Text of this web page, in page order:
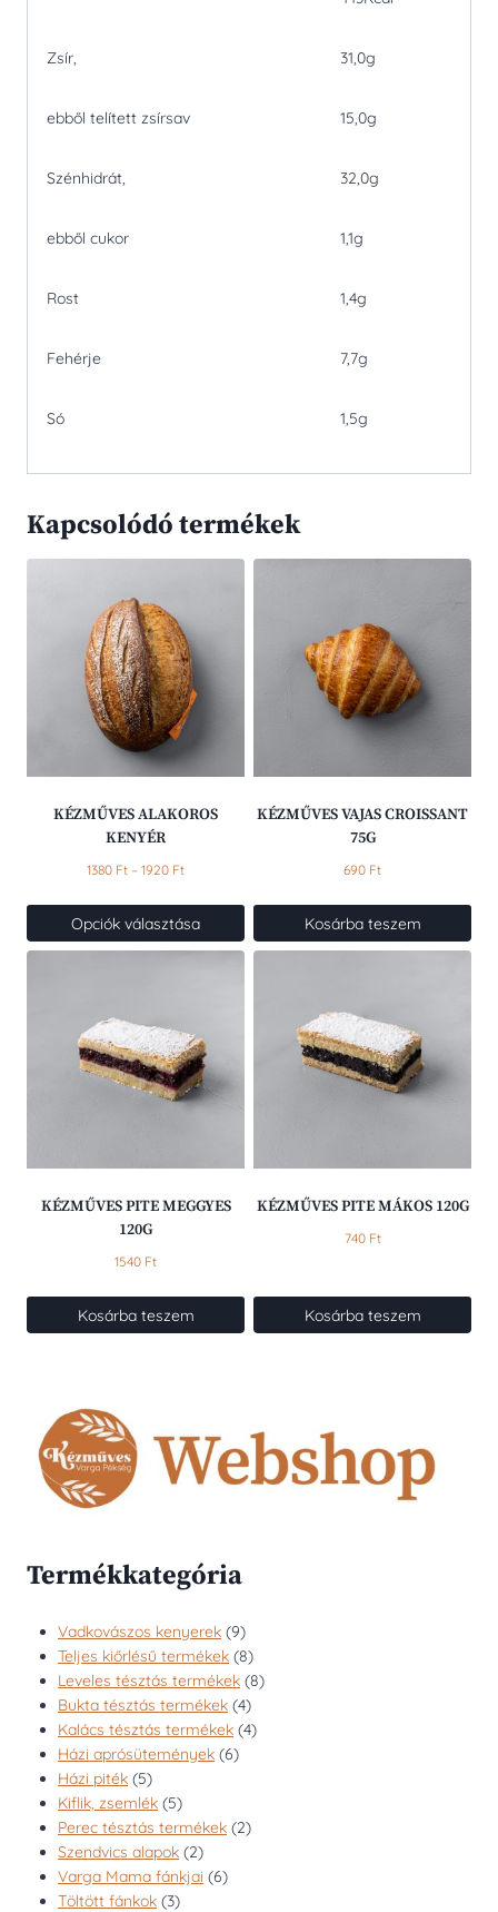
Zsír, 31,0g
ebből telített zsírsav 15,0g
Szénhidrát, 32,0g
ebből cukor 1,1g
Rost 1,4g
Fehérje 7,7g
Só 1,5g
Kapcsolódó termékek
KÉZMŰVES ALAKOROS
KENYÉR
1380 Ft – 1920 FtÁrtartomány:
1920 Ft
Opciók választása
Ennek
több
variációja
van.
termékoldalon
választhatók
ki
KÉZMŰVES VAJAS CROISSANT
75G
690 Ft
Kosárba teszem
KÉZMŰVES PITE MEGGYES
120G
1540 Ft
Kosárba teszem
KÉZMŰVES PITE MÁKOS 120G
740 Ft
Kosárba teszem
Termékkategória
Vadkovászos kenyerek 99
termék
Teljes kiőrlésű termékek 88
termék
Leveles tésztás termékek 88
Bukta tésztás termékek 44
termék
Kalács tésztás termékek 44
Házi aprósütemények 66
Házi piték 55
termék
Kiflik, zsemlék 55
termék
Perec tésztás termékek 22
Szendvics alapok 22
termék
Varga Mama fánkjai 66
Töltött fánkok 33